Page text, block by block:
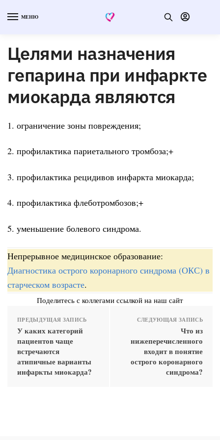
МЕНЮ
Целями назначения
гепарина при инфаркте
миокарда являются
1. ограничение зоны повреждения;
2. профилактика париетального тромбоза;+
3. профилактика рецидивов инфаркта миокарда;
4. профилактика флеботромбозов;+
5. уменьшение болевого синдрома.
Непрерывное медицинское образование:
Диагностика острого коронарного синдрома (ОКС) в
старческом возрасте.
Поделитесь с коллегами ссылкой на наш сайт
ПРЕДЫДУЩАЯ ЗАПИСЬ
У каких категорий
пациентов чаще
встречаются
атипичные варианты
инфаркты миокарда?
СЛЕДУЮЩАЯ ЗАПИСЬ
Что из
нижеперечисленного
входит в понятие
острого коронарного
синдрома?